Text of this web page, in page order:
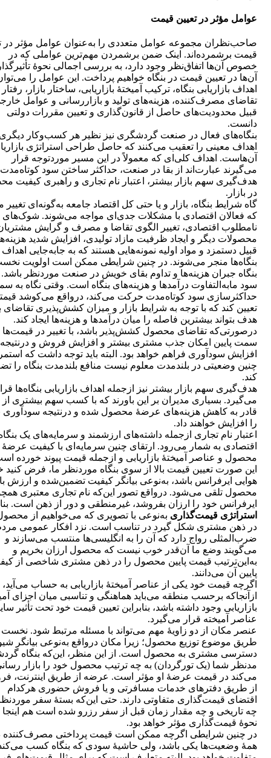
عوامل مؤثر در تعیین قیمت
صاحب‌نظران مجموعه عوامل متعددی را به‌عنوان عوامل مؤثر در
قیمت برشمرده‌‌اند. اینک ضمن برشمردن مهم‌ترین عواملی که در
خصوص آن‌ها اتفاق‌نظر وجود دارد، به بررسی اجمالی نحوۀ
آن‌ها در تعیین قیمت در بنگاه خواهیم پرداخت. این عوامل را
اهداف بازاریابی بنگاه، ترکیب آمیختۀ بازاریابی، ساختار بازار، رفتار
تقاضای مصرف‌کننده، هزینه‌های تولید و بازاررسانی و عوامل
قبیل محدودیت‌های حاصل از قانون‌گذاری و تعیین مقررات دولتی
دانست.
بنگاه‌های فعال در صنعت گردشگری نیز نظیر هر کسب‌وکار
اهداف معینی را تعقیب می‌کنند که حاصل طراحی استراتژی
آن‌هاست. اهداف کلی‌ای که معمولاً در این مسیر موردتوجه قرار
می‌گیرند عبارت‌اند از بقا در صنعت، حداکثر ساختن سود
هدف‌گیری سهم بازار بیشتر، اعتبار نام تجاری و راهبری کیفیت
در بازار.
گاه شرایط بنگاه، بازار و یا حتی کل اقتصاد جامعه به‌گونه‌ای تغییر
که فعالان اقتصادی با مشکلات جدی‌ای مواجه می‌شوند. شوک‌های
نامطلوب اقتصادی، تغییر الگوی تقاضا و مصرف و گرایش
محصولات دیگر و ایجاد ظرفیت مازاد تولیدی، افزایش شدید
قبیل دستمزد و مواد اولیه نمونه‌هایی هستند که به جابه‌جایی اهداف
بنگاه‌ها منجر می‌شوند. در چنین شرایطی ممکن است اولویت
بنگاه جبران هزینه‌ها و تداوم بقای خویش در صنعت موردنظر باشد.
سود مابه‌التفاوت درآمدها و هزینه‌های بنگاه است. وقتی نگاه به
حداکثرسازی سود کوتاه‌مدت حرکت می‌کند، درواقع می‌کوشد
تعیین کند که با توجه به شرایط بازار و میزان کشش‌پذیری تقاضای
هدف بتواند بیشترین فاصله را میان درآمدها و هزینه‌ها ایجاد کند.
درصورتی‌که تقاضای محصول کشش‌پذیر باشد، با تغییر در قیمت‌ها
سمت پایین امکان جذب مشتری بیشتر و افزایش فروش و درنتیجه
افزایش سودآوری فراهم خواهد بود. البته باید توجه داشت که
چنین وضعیتی در بلندمدت معلوم نیست منافع بلندمدت بنگاه را
کند.
هدف‌گیری سهم بازار بیشتر نیز ازجمله اهداف بازاریابی بنگاه‌ها
می‌گیرد. بسیاری مدیران بر این باورند که با کسب سهم بیشتری از
قادر به کاهش هزینه‌های عرضۀ محصول شده و درنتیجه سودآوری
را افزایش خواهند داد.
اعتبار نام تجاری ازجمله داشته‌های ارزشمند و سرمایه‌های یک
اقتصادی به شمار می‌رود. ارتقای چنین سرمایه‌ای با کیفیت عرضۀ
محصول و عناصر آمیختۀ بازاریابی و ازجمله قیمت پیوند خورده
این صورت ‌تعیین قیمت بالا از سوی بنگاه موردنظر ما، فرض
هوایی ایرفرانس باشد، به‌نوعی بیانگر کیفیت تضمین‌شده و ارزش
محصول تلقی می‌شود. درواقع تصور این‌که نام تجاری معتبری
ایرفرانس خود را ارزان بفروشد، غیرمنطقی و دور از ذهن است.
استراتژی قیمت‌گذاری به‌نوعی با تصویری که می‌خواهیم از
در ذهن مشتری شکل گیرد در تناسب است. نزد افکار عمومی
ضرب‌المثلی رواج دارد که آن را به انگلیسی‌ها منتسب می‌سازند و
می‌گویند وضع ما آن‌قدر خوب نیست که محصول ارزان بخریم و
به‌این‌ترتیب قیمت پایین محصول را در ذهن مشتری شاخصی از
پایین آن می‌دانند.
اگرچه قیمت خود یکی از عناصر آمیختۀ بازاریابی به حساب می‌آید،
ازآنجاکه برحسب منطقه می‌باید هماهنگی و تناسبی میان اجزای
بازاریابی وجود داشته باشد، بنابراین تعیین قیمت خود تحت تأثیر
عناصر آمیخته قرار می‌گیرد.
عنصر مکان از دو زاویۀ مهم می‌تواند با مسئله مرتبط شود. نخست
طریق موضوع توزیع محصول؛ زیرا مکان درواقع به‌نوعی بیانگر
دسترسی مشتری به محصول است. از این منظر، این‌که بنگاه
مدنظر شما (یک تورگردان) به چه ترتیب محصول خود را بازار
می‌کند در قیمت عرضۀ او مؤثر است. عرضه از طریق اینترنت،
از طریق دفترهای خدمات مسافرتی و یا فروش حضوری هرکدام
اقتضای قیمت‌گذاری متفاوتی دارند. حتی این‌که بستۀ سفر
چه تاریخی و چه مقدار زمان قبل از سفر رزرو شده است هم اینجا
نحوۀ قیمت‌گذاری مؤثر خواهد بود.
در چنین شرایطی اگرچه ممکن است قیمت پرداختی مصرف‌کننده
همۀ وضعیت‌ها یکی باشد، ولی حاشیۀ سودی که بنگاه کسب